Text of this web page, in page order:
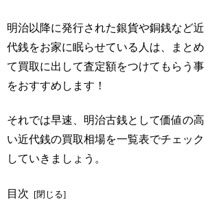
明治以降に発行された銀貨や銅銭など近
代銭をお家に眠らせている人は、まとめ
て買取に出して査定額をつけてもらう事
をおすすめします！
それでは早速、明治古銭として価値の高
い近代銭の買取相場を一覧表でチェック
していきましょう。
目次